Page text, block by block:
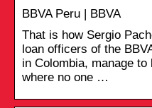
BBVA Peru | BBVA
That is how Sergio
loan officers of the
in Colombia, manage
where no one …